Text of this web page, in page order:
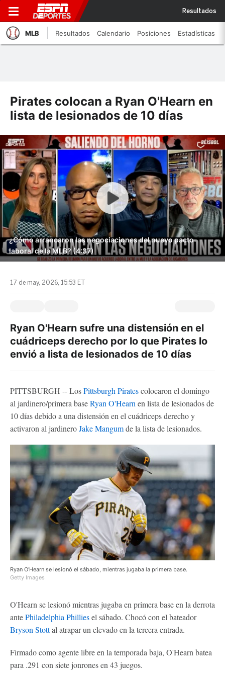
Resultados
MLB Resultados Calendario Posiciones Estadísticas
Pirates colocan a Ryan O'Hearn en
lista de lesionados de 10 días
¿Cómo arrancaron las negociaciones del nuevo pacto
laboral de la MLB? (4:37)
17 de may, 2026, 15:53 ET
Ryan O'Hearn sufre una distensión en el
cuádriceps derecho por lo que Pirates lo
envió a lista de lesionados de 10 días
PITTSBURGH -- LosPittsburgh Piratescolocaron el domingo
al jardinero/primera baseRyan O'Hearn en lista de lesionados de
10 días debido a una distensión en el cuádriceps derecho y
activaron al jardineroJake Mangumde la lista de lesionados.
Ryan O'Hearn se lesionó el sábado, mientras jugaba la primera base.
Getty Images
O'Hearn se lesionó mientras jugaba en primera base en la derrota
antePhiladelphia Philliesel sábado. Chocó con el bateador
Bryson Stottal atrapar un elevado en la tercera entrada.
Firmado como agente libre en la temporada baja, O'Hearn batea
para .291 con siete jonrones en 43 juegos.